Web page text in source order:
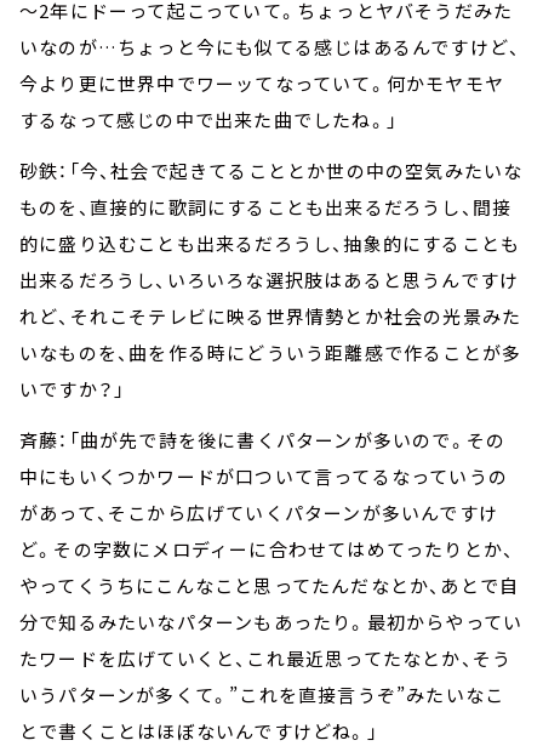
～2年にドーって起こっていて。ちょっとヤバそうだみた
いなのが…ちょっと今にも似てる感じはあるんですけど、
今より更に世界中でワーッてなっていて。何かモヤモヤ
するなって感じの中で出来た曲でしたね。」
砂鉄：「今、社会で起きてることとか世の中の空気みたいな
ものを、直接的に歌詞にすることも出来るだろうし、間接
的に盛り込むことも出来るだろうし、抽象的にすることも
出来るだろうし、いろいろな選択肢はあると思うんですけ
れど、それこそテレビに映る世界情勢とか社会の光景みた
いなものを、曲を作る時にどういう距離感で作ることが多
いですか？」
斉藤：「曲が先で詩を後に書くパターンが多いので。その
中にもいくつかワードが口ついて言ってるなっていうの
があって、そこから広げていくパターンが多いんですけ
ど。その字数にメロディーに合わせてはめてったりとか、
やってくうちにこんなこと思ってたんだなとか、あとで自
分で知るみたいなパターンもあったり。最初からやってい
たワードを広げていくと、これ最近思ってたなとか、そう
いうパターンが多くて。”これを直接言うぞ”みたいなこ
とで書くことはほぼないんですけどね。」